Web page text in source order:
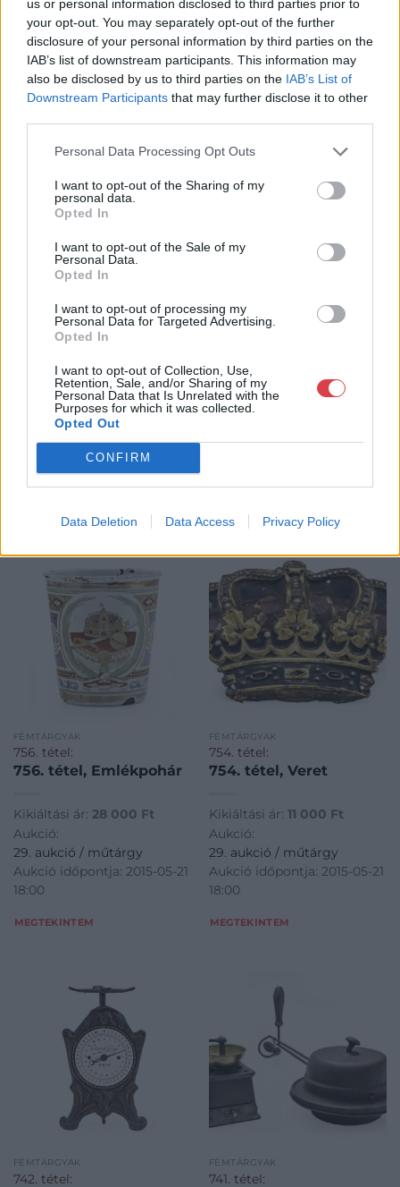
us or personal information disclosed to third parties prior to
your opt-out. You may separately opt-out of the further
disclosure of your personal information by third parties on the
IAB’s list of downstream participants. This information may
also be disclosed by us to third parties on the IAB’s List of
Downstream Participants that may further disclose it to other
Personal Data Processing Opt Outs
I want to opt-out of the Sharing of my
personal data.
Opted In
I want to opt-out of the Sale of my
Personal Data.
Opted In
I want to opt-out of processing my
Personal Data for Targeted Advertising.
Opted In
I want to opt-out of Collection, Use,
Retention, Sale, and/or Sharing of my
Personal Data that Is Unrelated with the
Purposes for which it was collected.
Opted Out
CONFIRM
Data Deletion Data Access Privacy Policy
Aukció időpontja: 2015-05-21
18:00
Aukció időpontja: 2015-05-21
18:00
FÉMTÁRGYAK
771. tétel:
771. tétel, Tányér pár
Kikiáltási ár:24 000Ft
Aukció:
29. aukció / műtárgy
Aukció időpontja: 2015-05-21
FÉMTÁRGYAK
770. tétel:
Kikiáltási ár: 22 000
Ft
Aukció:
Aukció időpontja: 2015-05-21
FÉMTÁRGYAK
756. tétel:
756. tétel, Emlékpohár
Kikiáltási ár: 28 000 Ft
Aukció:
29. aukció / műtárgy
Aukció időpontja: 2015-05-21
18:00
MEGTEKINTEM
FÉMTÁRGYAK
754. tétel:
754. tétel, Veret
Kikiáltási ár: 11 000 Ft
Aukció:
29. aukció / műtárgy
Aukció időpontja: 2015-05-21
18:00
MEGTEKINTEM
FÉMTÁRGYAK
742. tétel:
FÉMTÁRGYAK
741. tétel: